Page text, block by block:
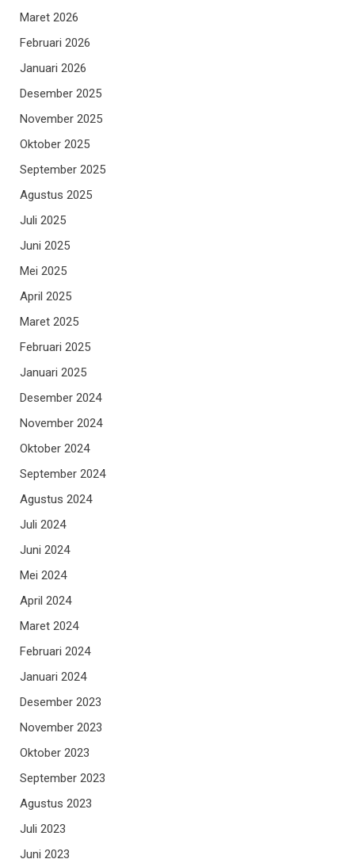
Maret 2026
Februari 2026
Januari 2026
Desember 2025
November 2025
Oktober 2025
September 2025
Agustus 2025
Juli 2025
Juni 2025
Mei 2025
April 2025
Maret 2025
Februari 2025
Januari 2025
Desember 2024
November 2024
Oktober 2024
September 2024
Agustus 2024
Juli 2024
Juni 2024
Mei 2024
April 2024
Maret 2024
Februari 2024
Januari 2024
Desember 2023
November 2023
Oktober 2023
September 2023
Agustus 2023
Juli 2023
Juni 2023